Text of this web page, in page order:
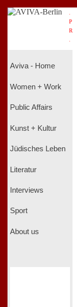
P
R
Aviva - Home
Women + Work
Public Affairs
Kunst + Kultur
Jüdisches Leben
Literatur
Interviews
Sport
About us